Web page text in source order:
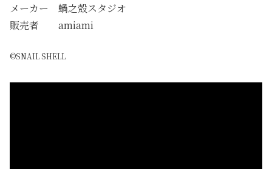
メーカー 蝸之殼スタジオ
販売者 amiami
©SNAIL SHELL